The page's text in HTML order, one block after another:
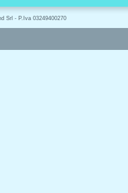
Srl - P.Iva 03249400270